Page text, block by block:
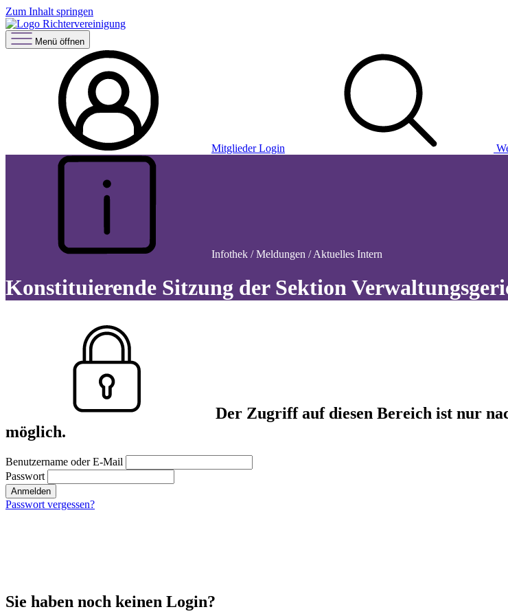
Zum Inhalt springen
Menü öffnen
Mitglieder Login
Infothek / Meldungen / Aktuelles Intern
Konstituierende Sitzung der Sektion
Der Zugriff auf diesen Bereich ist nur
möglich.
Benutzername oder E-Mail
Passwort
Anmelden
Passwort vergessen?
Sie haben noch keinen Login?